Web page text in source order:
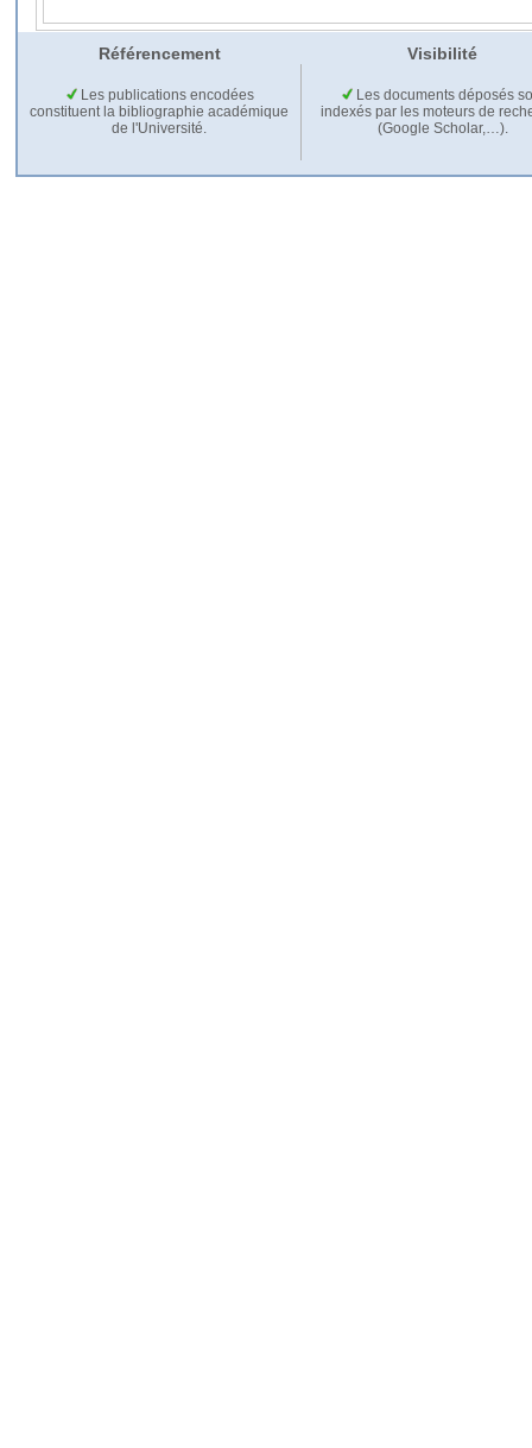
Référencement Visibilité
Les publications encodées
constituent la bibliographie académique
de l'Université.
Les documents déposés
indexés par les moteurs de
(Google Scholar,…).